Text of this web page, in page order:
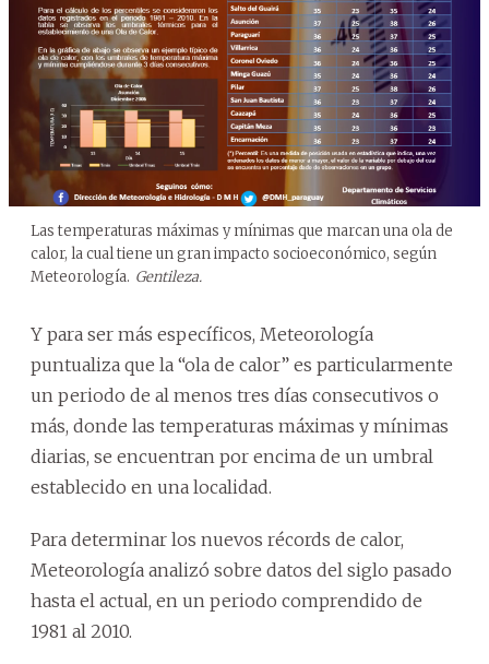
Las temperaturas máximas y mínimas que marcan una ola de
calor, la cual tiene un gran impacto socioeconómico, según
Meteorología. Gentileza.
Y para ser más específicos, Meteorología
puntualiza que la “ola de calor” es particularmente
un periodo de al menos tres días consecutivos o
más, donde las temperaturas máximas y mínimas
diarias, se encuentran por encima de un umbral
establecido en una localidad.
Para determinar los nuevos récords de calor,
Meteorología analizó sobre datos del siglo pasado
hasta el actual, en un periodo comprendido de
1981 al 2010.